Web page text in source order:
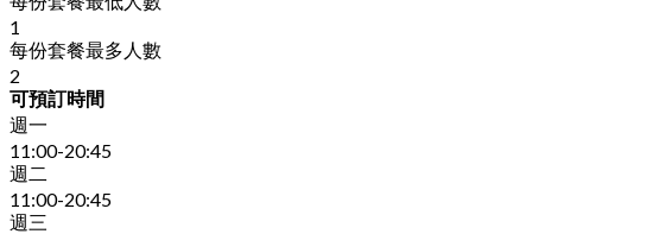
1
每份套餐最多人數
2
可預訂時間
週一
11:00-20:45
週二
11:00-20:45
週三